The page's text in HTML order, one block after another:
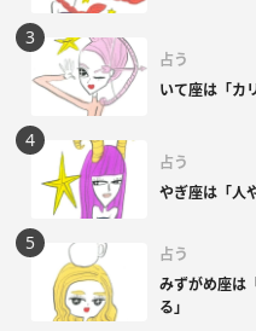
占う
いて座は「カ
占う
やぎ座は「人
占う
みずがめ座は
る」